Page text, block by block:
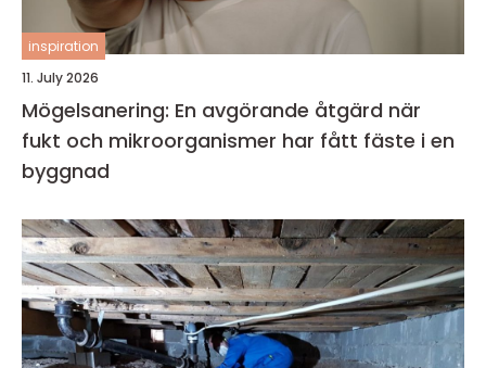
inspiration
11. July 2026
Mögelsanering: En avgörande åtgärd när
fukt och mikroorganismer har fått fäste i en
byggnad